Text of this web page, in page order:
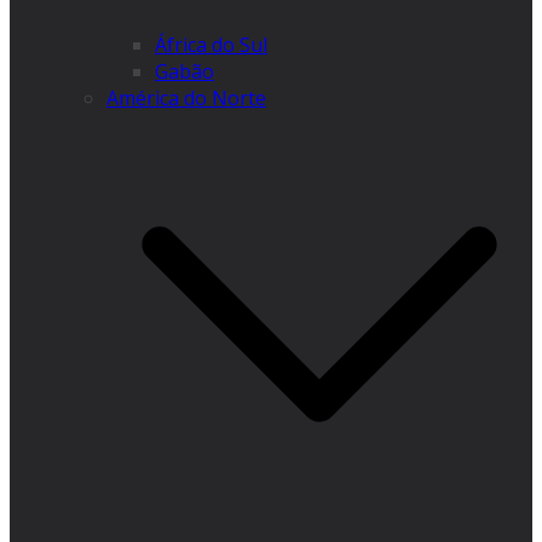
África do Sul
Gabão
América do Norte